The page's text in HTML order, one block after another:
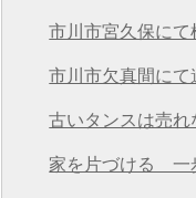
任せください
市川市宮久保に
市川市欠真間に
川店』
古いタンスは売
えています
家を片づける 一